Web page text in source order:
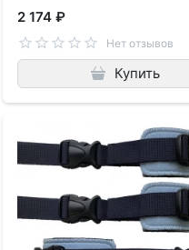
2 174 ₽
Нет отзывов
Купить